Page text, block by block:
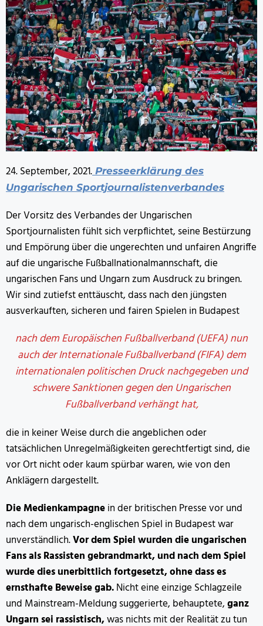
24. September, 2021. Presseerklärung des
Ungarischen Sportjournalistenverbandes
Der Vorsitz des Verbandes der Ungarischen
Sportjournalisten fühlt sich verpflichtet, seine Bestürzung
und Empörung über die ungerechten und unfairen Angriffe
auf die ungarische Fußballnationalmannschaft, die
ungarischen Fans und Ungarn zum Ausdruck zu bringen.
Wir sind zutiefst enttäuscht, dass nach den jüngsten
ausverkauften, sicheren und fairen Spielen in Budapest
nach dem Europäischen Fußballverband (UEFA) nun
auch der Internationale Fußballverband (FIFA) dem
internationalen politischen Druck nachgegeben und
schwere Sanktionen gegen den Ungarischen
Fußballverband verhängt hat,
die in keiner Weise durch die angeblichen oder
tatsächlichen Unregelmäßigkeiten gerechtfertigt sind, die
vor Ort nicht oder kaum spürbar waren, wie von den
Anklägern dargestellt.
Die Medienkampagnein der britischen Presse vor und
nach dem ungarisch-englischen Spiel in Budapest war
unverständlich.Vor dem Spiel wurden die ungarischen
Fans als Rassisten gebrandmarkt, und nach dem Spiel
wurde dies unerbittlich fortgesetzt, ohne dass es
ernsthafte Beweise gab.Nicht eine einzige Schlagzeile
und Mainstream-Meldung suggerierte, behauptete,ganz
Ungarn sei rassistisch,was nichts mit der Realität zu tun